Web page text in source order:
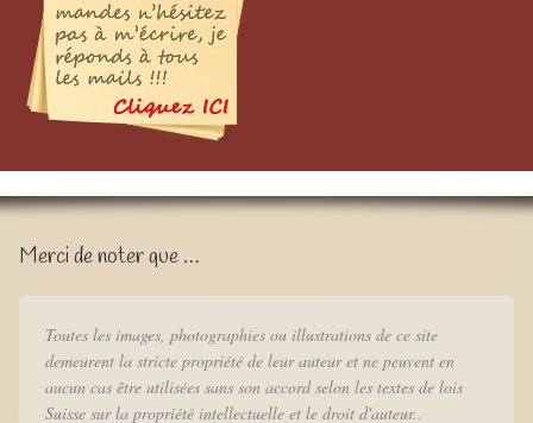
Merci de noter que …
Toutes les images, photographies ou illustrations de ce site
demeurent la stricte propriété de leur auteur et ne peuvent en
aucun cas être utilisées sans son accord selon les textes de lois
Suisse sur la propriété intellectuelle et le droit d'auteur..